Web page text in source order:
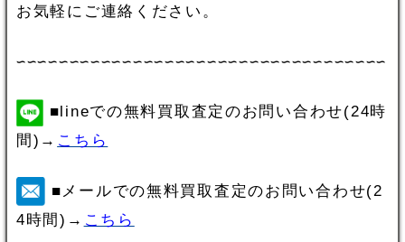
お気軽にご連絡ください。
∽∽∽∽∽∽∽∽∽∽∽∽∽∽∽∽∽∽∽∽∽∽∽∽∽∽∽∽∽∽∽∽∽∽∽
■lineでの無料買取査定のお問い合わせ(24時
間)→ こちら
■メールでの無料買取査定のお問い合わせ(2
4時間)→ こちら